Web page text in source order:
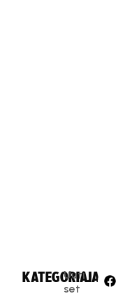
KATEGORIA:
Uuti
set
JAA: